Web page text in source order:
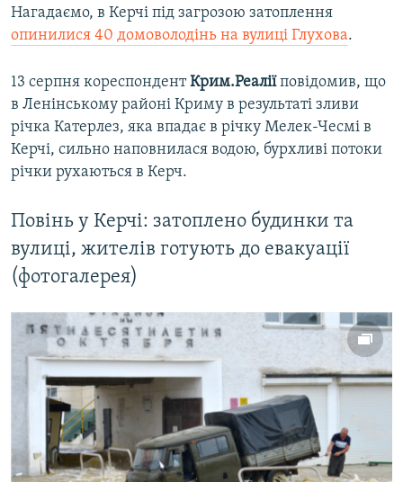
Нагадаємо, в Керчі під загрозою затоплення
опинилися 40 домоволодінь на вулиці Глухова.
13 серпня кореспондентКрим.Реаліїповідомив, що
в Ленінському районі Криму в результаті зливи
річка Катерлез, яка впадає в річку Мелек-Чесмі в
Керчі, сильно наповнилася водою, бурхливі потоки
річки рухаються в Керч.
Повінь у Керчі: затоплено будинки та
вулиці, жителів готують до евакуації
(фотогалерея)